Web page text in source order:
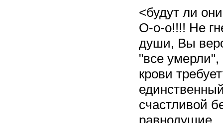
<будут ли
О-о-о!!!! Не
души, Вы
"все
крови
счастливой